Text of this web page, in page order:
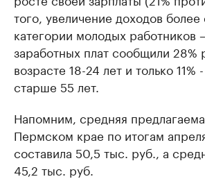
того, увеличение доходов
категории молодых работников
заработных плат сообщили 28%
возрасте 18-24 лет и только 11%
старше 55 лет.
Напомним, средняя
Пермском крае по итогам
составила 50,5 тыс. руб., а
45,2 тыс. руб.